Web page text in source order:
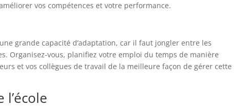
vos compétences et votre performance.
grande capacité d’adaptation, car il faut jongler entre les
Organisez-vous, planifiez votre emploi du temps de manière
et vos collègues de travail de la meilleure façon de gérer cette